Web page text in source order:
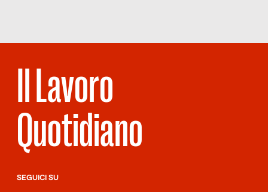
Il Lavoro
Quotidiano
SEGUICI SU